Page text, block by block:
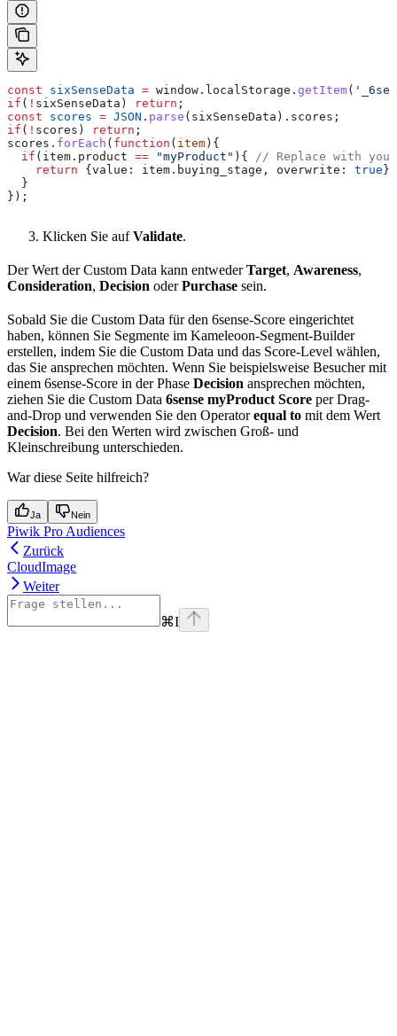
const sixSenseData = window . localStorage . getItem(
if ( ! sixSenseData ) return ;
const scores = JSON . parse ( sixSenseData ). scores ;
if ( ! scores ) return ;
scores . forEach ( function ( item ){
  if
( item . product == "myProduct" ){ // Replace with
    return
{ value: item . buying_stage , overwrite: true };
  }
});
Klicken Sie aufValidate.
Der Wert der Custom Data kann entwederTarget, Awareness,
Consideration, Decision oderPurchase sein.
Sobald Sie die Custom Data für den 6sense-Score eingerichtet
haben, können Sie Segmente im Kameleoon-Segment-Builder
erstellen, indem Sie die Custom Data und das Score-Level wählen,
das Sie ansprechen möchten. Wenn Sie beispielsweise Besucher mit
einem 6sense-Score in der Phase Decision ansprechen möchten,
ziehen Sie die Custom Data 6sense myProduct Score per Drag-
and-Drop und verwenden Sie den Operatorequal to mit dem Wert
Decision. Bei den Werten wird zwischen Groß- und
Kleinschreibung unterschieden.
War diese Seite hilfreich?
Ja Nein
Piwik Pro Audiences
Zurück
CloudImage
Weiter
⌘I